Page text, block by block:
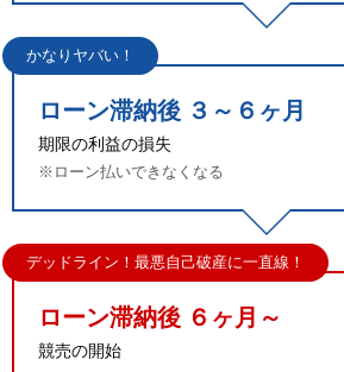
ローン滞納後 ３～６ヶ月
期限の利益の損失
※ローン払いできなくなる
かなりヤバい！
ローン滞納後 ６ヶ月～
競売の開始
デッドライン！ 最悪自己破産に一直線！